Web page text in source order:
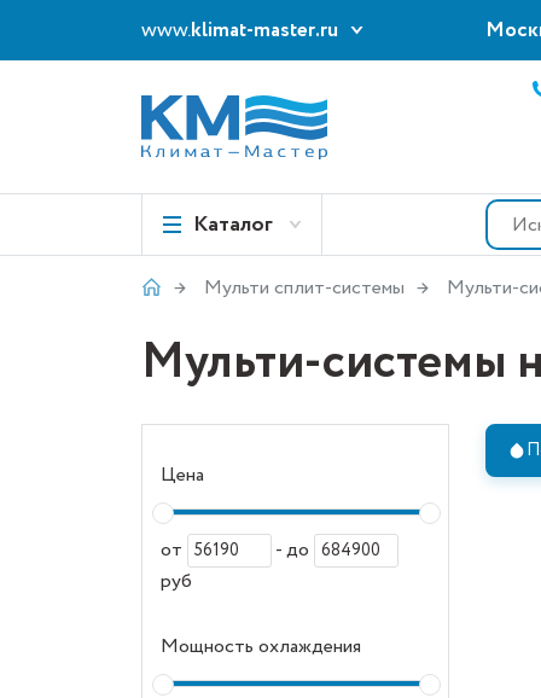
www.klimat-master.ru
Каталог
Мульти сплит-системы Мульти-
Мульти-системы
Цена
от -до
руб
Мощность охлаждения